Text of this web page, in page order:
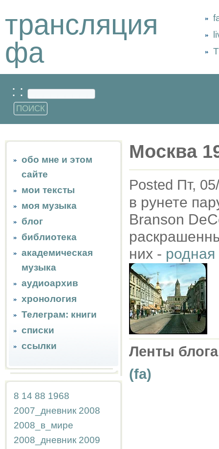
трансляция
фа
: :
обо мне и этом
сайте
мои тексты
моя музыка
блог
библиотека
академическая
музыка
аудиоархив
хронология
Телеграм: книги
списки
ссылки
8 14 88 1968
2007_дневник 2008
2008_в_мире
2008_дневник 2009
Москва
Posted Пт,
в рунете
Branson
них -
Ленты
(fa)